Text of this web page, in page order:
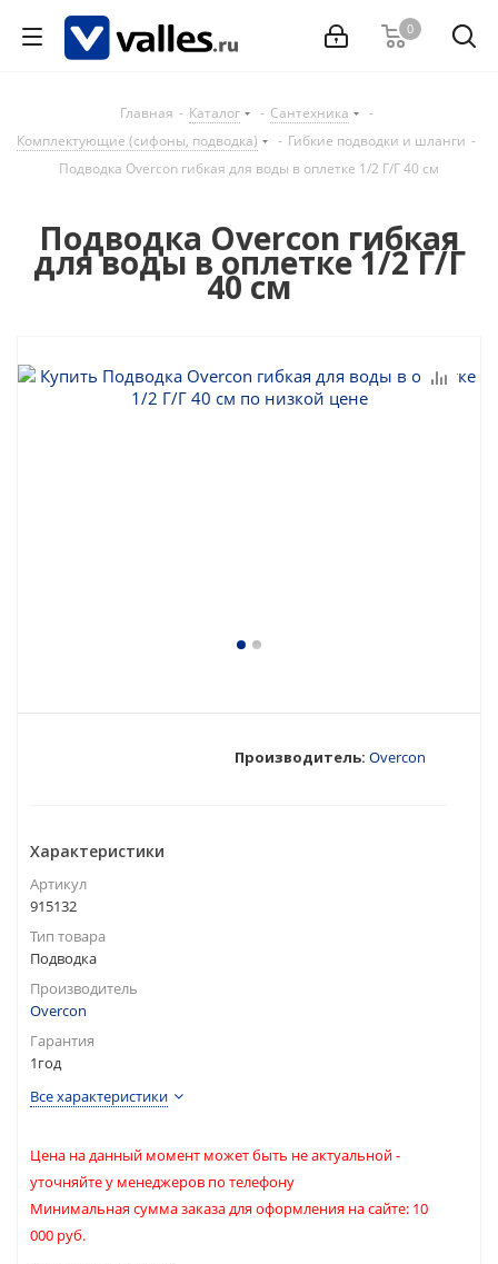
0
Главная - Каталог - Сантехника
-
Комплектующие (сифоны, подводка)
- Гибкие подводки и шланги -
Подводка Overcon гибкая для воды в оплетке 1/2 Г/Г 40 см
Подводка Overcon гибкая
для воды в оплетке 1/2 Г/Г
40 см
Производитель: Overcon
Характеристики
Артикул
915132
Тип товара
Подводка
Производитель
Overcon
Гарантия
1год
Все характеристики
Цена на данный момент может быть не актуальной -
уточняйте у менеджеров по телефону
Минимальная сумма заказа для оформления на сайте: 10
000 руб.